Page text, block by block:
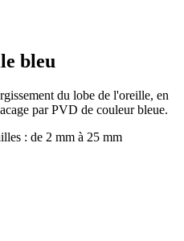
bleu
du lobe de l'oreille, en
par PVD de couleur bleue.
: de 2 mm à 25 mm